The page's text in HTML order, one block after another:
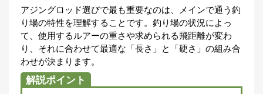
アジングロッド選びで最も重要なのは、メインで通う釣
り場の特性を理解することです。釣り場の状況によっ
て、使用するルアーの重さや求められる飛距離が変わ
り、それに合わせて最適な「長さ」と「硬さ」の組み合
わせが決まります。
解説ポイント